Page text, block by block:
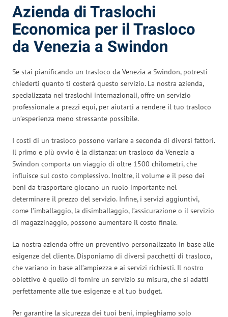
Azienda di Traslochi
Economica per il Trasloco
da Venezia a Swindon
Se stai pianificando un trasloco da Venezia a Swindon, potresti
chiederti quanto ti costerà questo servizio. La nostra azienda,
specializzata nei traslochi internazionali, offre un servizio
professionale a prezzi equi, per aiutarti a rendere il tuo trasloco
un’esperienza meno stressante possibile.
I costi di un trasloco possono variare a seconda di diversi fattori.
Il primo e più ovvio è la distanza: un trasloco da Venezia a
Swindon comporta un viaggio di oltre 1500 chilometri, che
influisce sul costo complessivo. Inoltre, il volume e il peso dei
beni da trasportare giocano un ruolo importante nel
determinare il prezzo del servizio. Infine, i servizi aggiuntivi,
come l’imballaggio, la disimballaggio, l’assicurazione o il servizio
di magazzinaggio, possono aumentare il costo finale.
La nostra azienda offre un preventivo personalizzato in base alle
esigenze del cliente. Disponiamo di diversi pacchetti di trasloco,
che variano in base all’ampiezza e ai servizi richiesti. Il nostro
obiettivo è quello di fornire un servizio su misura, che si adatti
perfettamente alle tue esigenze e al tuo budget.
Per garantire la sicurezza dei tuoi beni, impieghiamo solo